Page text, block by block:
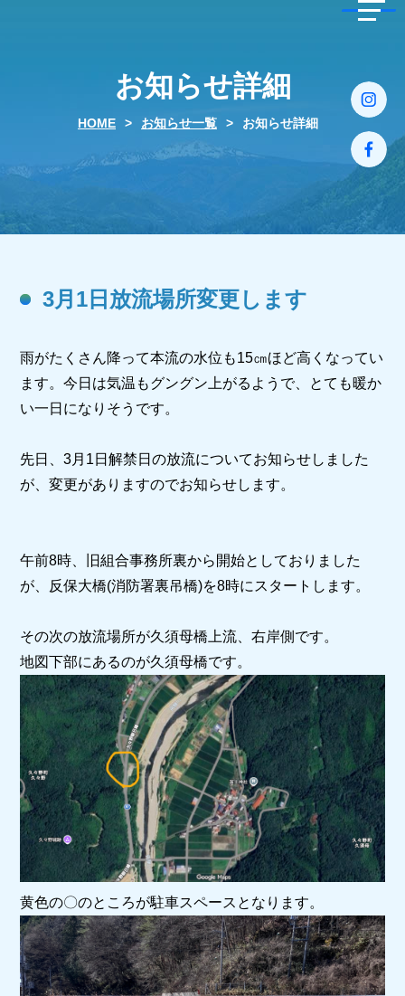
toggle
お知らせ詳細
HOME > お知らせ一覧 > お知らせ詳細
3月1日放流場所変更します
雨がたくさん降って本流の水位も15㎝ほど高くなってい
ます。今日は気温もグングン上がるようで、とても暖か
い一日になりそうです。
先日、3月1日解禁日の放流についてお知らせしました
が、変更がありますのでお知らせします。
午前8時、旧組合事務所裏から開始としておりました
が、反保大橋(消防署裏吊橋)を8時にスタートします。
その次の放流場所が久須母橋上流、右岸側です。
地図下部にあるのが久須母橋です。
黄色の〇のところが駐車スペースとなります。